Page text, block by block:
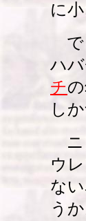
に
で
ハ
チ
し
ニ
ウ
な
うか